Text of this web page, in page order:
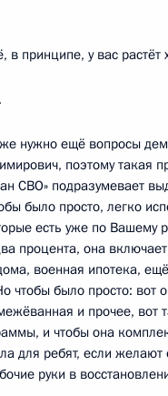
в принципе, у вас
нужно ещё вопросы
поэтому такая
СВО» подразумевает
было просто, легко
есть уже по Вашему
процента, она
военная ипотека,
чтобы было просто: вот
и прочее, вот
и чтобы она
для ребят, если желают
руки в